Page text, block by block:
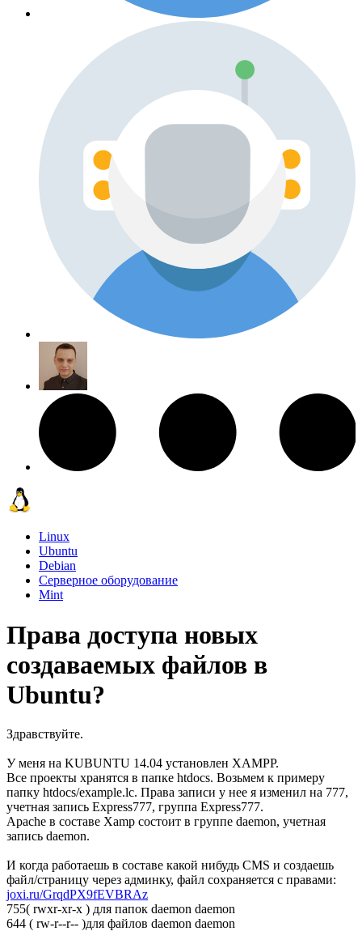
Linux
Ubuntu
Debian
Серверное оборудование
Mint
Права доступа новых
создаваемых файлов в
Ubuntu?
Здравствуйте.
У меня на KUBUNTU 14.04 установлен XAMPP.
Все проекты хранятся в папке htdocs. Возьмем к примеру
папку htdocs/example.lc. Права записи у нее я изменил на 777,
учетная запись Express777, группа Express777.
Apache в составе Xamp состоит в группе daemon, учетная
запись daemon.
И когда работаешь в составе какой нибудь CMS и создаешь
файл/страницу через админку, файл сохраняется с правами:
joxi.ru/GrqdPX9fEVBRAz
755( rwxr-xr-x ) для папок daemon daemon
644 ( rw-r--r-- )для файлов daemon daemon